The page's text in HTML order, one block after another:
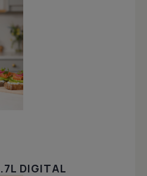
DIGITAL